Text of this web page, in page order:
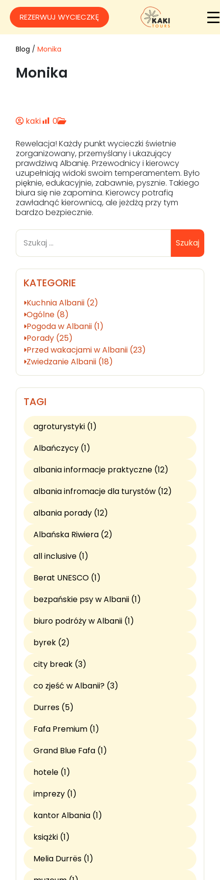
REZERWUJ WYCIECZKĘ
Blog / Monika
Monika
kaki
0
Rewelacja! Każdy punkt wycieczki świetnie
zorganizowany, przemyślany i ukazujący
prawdziwą Albanię. Przewodnicy i kierowcy
uzupełniają widoki swoim temperamentem. Było
pięknie, edukacyjnie, zabawnie, pysznie. Takiego
biura się nie zapomina. Kierowcy potrafią
zawładnąć kierownicą, ale jeżdżą przy tym
bardzo bezpiecznie.
Szukaj
KATEGORIE
Kuchnia Albanii (2)
Ogólne (8)
Pogoda w Albanii (1)
Porady (25)
Przed wakacjami w Albanii (23)
Zwiedzanie Albanii (18)
TAGI
agroturystyki (1)
Albańczycy (1)
albania informacje praktyczne (12)
albania infromacje dla turystów (12)
albania porady (12)
Albańska Riwiera (2)
all inclusive (1)
Berat UNESCO (1)
bezpańskie psy w Albanii (1)
biuro podróży w Albanii (1)
byrek (2)
city break (3)
co zjeść w Albanii? (3)
Durres (5)
Fafa Premium (1)
Grand Blue Fafa (1)
hotele (1)
imprezy (1)
kantor Albania (1)
książki (1)
Melia Durrës (1)